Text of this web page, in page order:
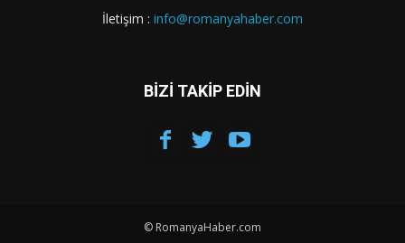
İletişim : info@romanyahaber.com
BİZİ TAKİP EDİN
© RomanyaHaber.com